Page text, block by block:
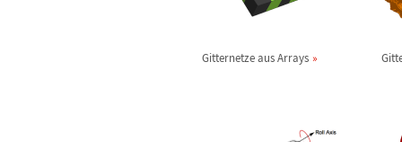
Gitternetze aus Arrays